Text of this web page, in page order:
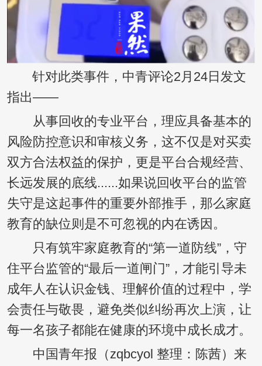
针对此类事件，中青评论2月24日发文
指出——
从事回收的专业平台，理应具备基本的
风险防控意识和审核义务，这不仅是对买卖
双方合法权益的保护，更是平台合规经营、
长远发展的底线......如果说回收平台的监管
失守是这起事件的重要外部推手，那么家庭
教育的缺位则是不可忽视的内在诱因。
只有筑牢家庭教育的“第一道防线”，守
住平台监管的“最后一道闸门”，才能引导未
成年人在认识金钱、理解价值的过程中，学
会责任与敬畏，避免类似纠纷再次上演，让
每一名孩子都能在健康的环境中成长成才。
中国青年报（zqbcyol 整理：陈茜）来